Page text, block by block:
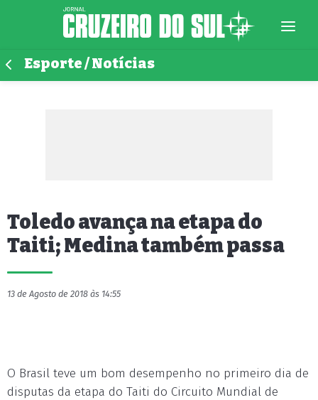
Esporte / Notícias
Toledo avança na etapa do
Taiti; Medina também passa
13 de Agosto de 2018 às 14:55
O Brasil teve um bom desempenho no primeiro dia de
disputas da etapa do Taiti do Circuito Mundial de